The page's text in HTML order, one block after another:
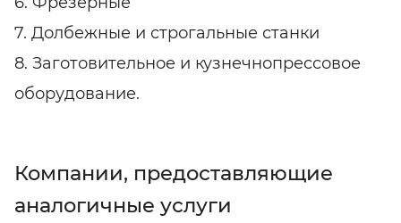
7. Долбежные и строгальные станки
8. Заготовительное и кузнечнопрессовое
оборудование.
Компании, предоставляющие
аналогичные услуги